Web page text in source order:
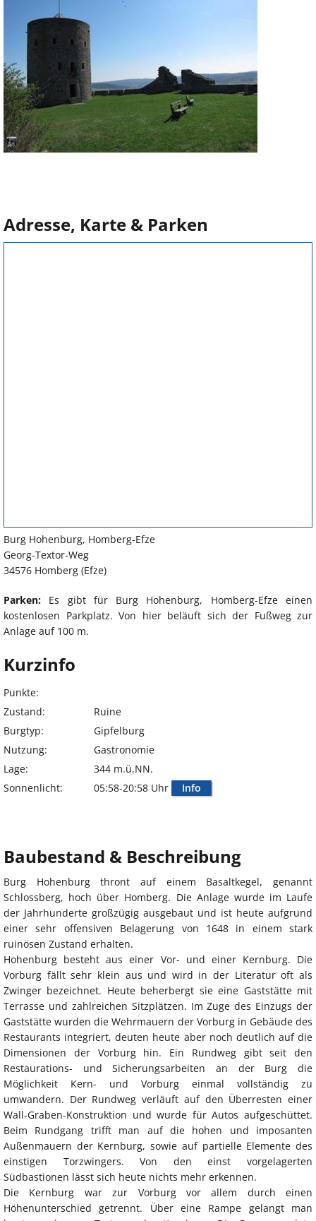
Adresse, Karte & Parken
Burg Hohenburg, Homberg-Efze
Georg-Textor-Weg
34576 Homberg (Efze)
Parken: Es gibt für Burg Hohenburg, Homberg-Efze einen
kostenlosen Parkplatz. Von hier beläuft sich der Fußweg zur
Anlage auf 100 m.
Kurzinfo
Punkte:
Zustand:
Ruine
Burgtyp:
Gipfelburg
Nutzung:
Gastronomie
Lage:
344 m.ü.NN.
Sonnenlicht:
05:58-20:58 Uhr Info
Baubestand & Beschreibung
Burg Hohenburg thront auf einem Basaltkegel, genannt
Schlossberg, hoch über Homberg. Die Anlage wurde im Laufe
der Jahrhunderte großzügig ausgebaut und ist heute aufgrund
einer sehr offensiven Belagerung von 1648 in einem stark
ruinösen Zustand erhalten.
Hohenburg besteht aus einer Vor- und einer Kernburg. Die
Vorburg fällt sehr klein aus und wird in der Literatur oft als
Zwinger bezeichnet. Heute beherbergt sie eine Gaststätte mit
Terrasse und zahlreichen Sitzplätzen. Im Zuge des Einzugs der
Gaststätte wurden die Wehrmauern der Vorburg in Gebäude des
Restaurants integriert, deuten heute aber noch deutlich auf die
Dimensionen der Vorburg hin. Ein Rundweg gibt seit den
Restaurations- und Sicherungsarbeiten an der Burg die
Möglichkeit Kern- und Vorburg einmal vollständig zu
umwandern. Der Rundweg verläuft auf den Überresten einer
Wall-Graben-Konstruktion und wurde für Autos aufgeschüttet.
Beim Rundgang trifft man auf die hohen und imposanten
Außenmauern der Kernburg, sowie auf partielle Elemente des
einstigen Torzwingers. Von den einst vorgelagerten
Südbastionen lässt sich heute nichts mehr erkennen.
Die Kernburg war zur Vorburg vor allem durch einen
Höhenunterschied getrennt. Über eine Rampe gelangt man